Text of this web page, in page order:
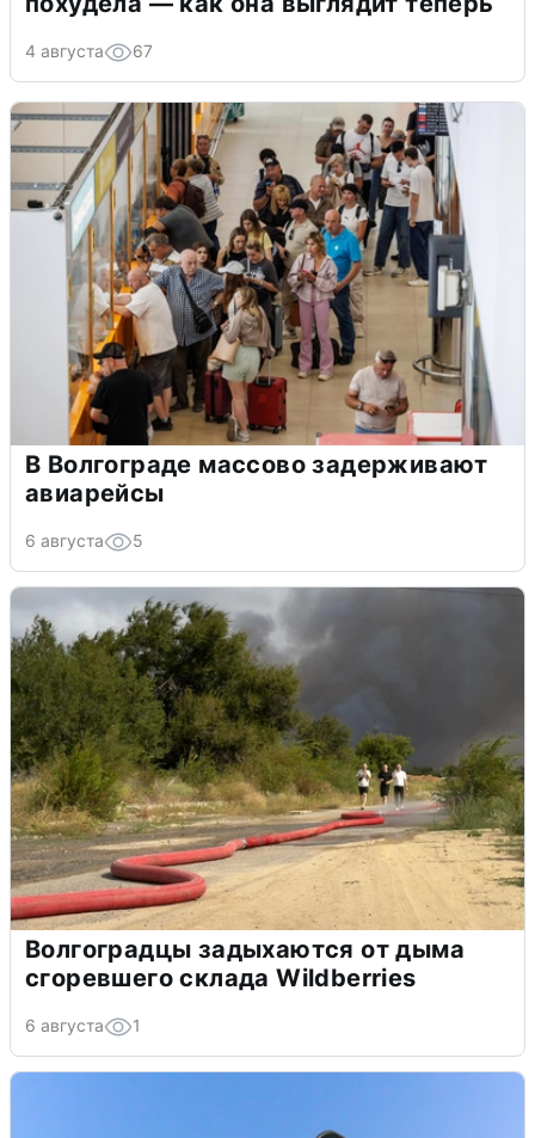
4 августа 67
В Волгограде массово задерживают
авиарейсы
6 августа 5
Волгоградцы задыхаются от дыма
сгоревшего склада Wildberries
6 августа 1